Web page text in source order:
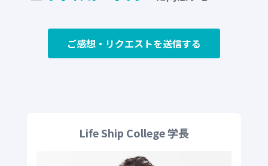
Life Ship College 学長